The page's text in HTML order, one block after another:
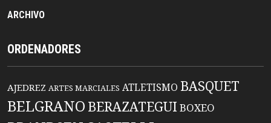
ARCHIVO
ORDENADORES
AJEDREZ ARTES MARCIALES ATLETISMO BASQUET
BELGRANO BERAZATEGUIBOXEO